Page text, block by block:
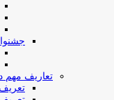
تعاریف مهم